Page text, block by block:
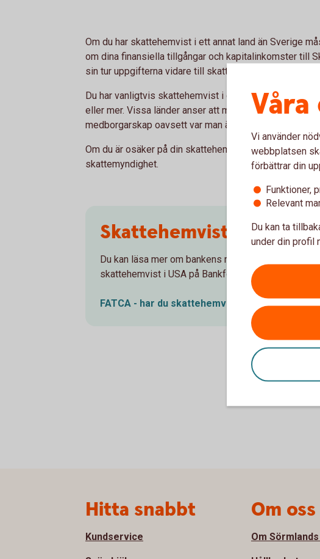
Om du har skattehemvist i ett annat land än Sverige
om dina finansiella tillgångar och kapitalinkomster till
sin tur uppgifterna vidare till skattemyndigheten i det
Du har vanligtvis skattehemvist i det land där du är
eller mer. Vissa länder anser att man har
medborgarskap oavsett var man är bosatt, exempelvis
Om du är osäker på din skattehemvist bör du
skattemyndighet.
Skattehemvist i USA
Du kan läsa mer om bankens rapportering av kunder
skattehemvist i USA på Bankföreningens hemsida.
FATCA - har du skattehemvist i USA?
Vi använder
webbplatsen
förbättrar din
Funktioner,
Relevant
Du kan ta
under din profil
Hitta snabbt
Kundservice
Om oss
Om